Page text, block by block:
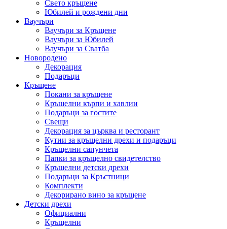
Свето кръщене
Юбилей и рождени дни
Ваучъри
Ваучъри за Кръщене
Ваучъри за Юбилей
Ваучъри за Сватба
Новородено
Декорация
Подаръци
Кръщене
Покани за кръщене
Кръщелни кърпи и хавлии
Подаръци за гостите
Свещи
Декорация за църква и ресторант
Кутии за кръщелни дрехи и подаръци
Кръщелни сапунчета
Папки за кръщелно свидетелство
Кръщелни детски дрехи
Подаръци за Кръстници
Комплекти
Декорирано вино за кръщене
Детски дрехи
Официални
Кръщелни